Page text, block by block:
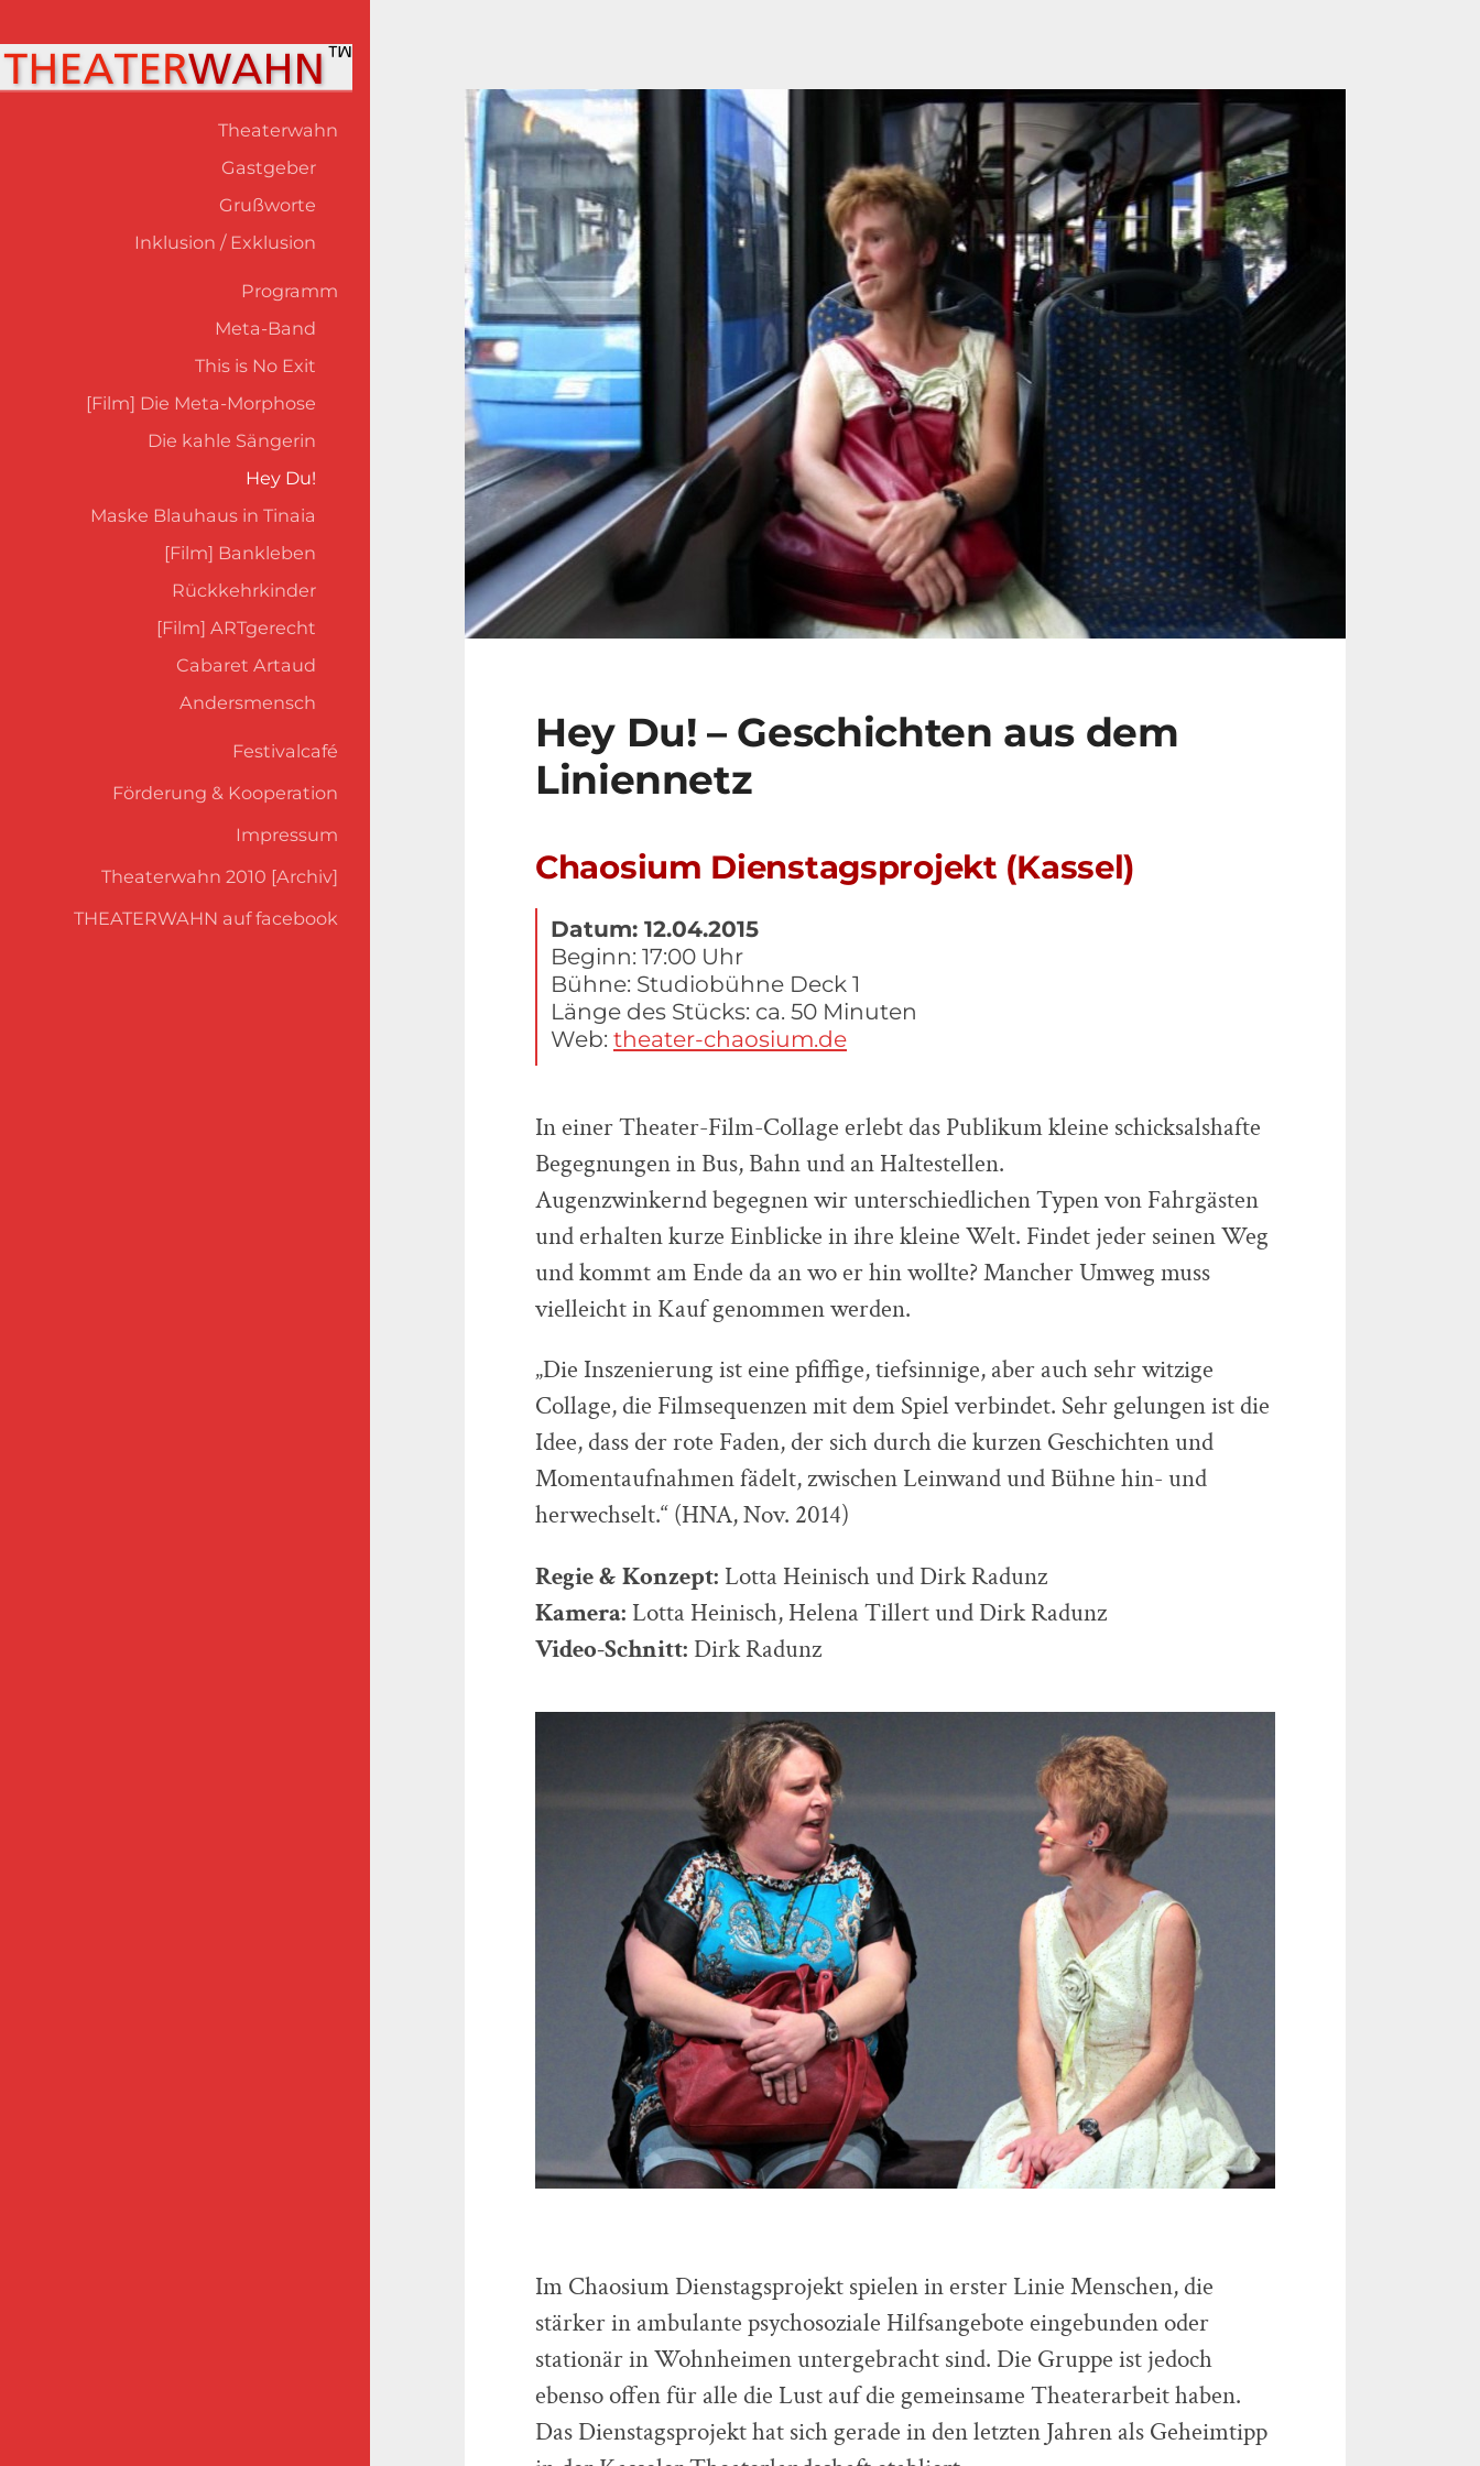
Theaterwahn
Gastgeber
Grußworte
Inklusion / Exklusion
Programm
Meta-Band
This is No Exit
[Film] Die Meta-Morphose
Die kahle Sängerin
Hey Du!
Maske Blauhaus in Tinaia
[Film] Bankleben
Rückkehrkinder
[Film] ARTgerecht
Cabaret Artaud
Andersmensch
Festivalcafé
Förderung & Kooperation
Impressum
Theaterwahn 2010 [Archiv]
THEATERWAHN auf facebook
Hey Du! – Geschichten aus dem
Liniennetz
Chaosium Dienstagsprojekt (Kassel)
Datum: 12.04.2015
Beginn: 17:00 Uhr
Bühne: Studiobühne Deck 1
Länge des Stücks: ca. 50 Minuten
Web: theater-chaosium.de
In einer Theater-Film-Collage erlebt das Publikum kleine schicksalshafte
Begegnungen in Bus, Bahn und an Haltestellen.
Augenzwinkernd begegnen wir unterschiedlichen Typen von Fahrgästen
und erhalten kurze Einblicke in ihre kleine Welt. Findet jeder seinen Weg
und kommt am Ende da an wo er hin wollte? Mancher Umweg muss
vielleicht in Kauf genommen werden.
„Die Inszenierung ist eine pfiffige, tiefsinnige, aber auch sehr witzige
Collage, die Filmsequenzen mit dem Spiel verbindet. Sehr gelungen ist die
Idee, dass der rote Faden, der sich durch die kurzen Geschichten und
Momentaufnahmen fädelt, zwischen Leinwand und Bühne hin- und
herwechselt.“ (HNA, Nov. 2014)
Regie & Konzept: Lotta Heinisch und Dirk Radunz
Kamera: Lotta Heinisch, Helena Tillert und Dirk Radunz
Video-Schnitt: Dirk Radunz
Im Chaosium Dienstagsprojekt spielen in erster Linie Menschen, die
stärker in ambulante psychosoziale Hilfsangebote eingebunden oder
stationär in Wohnheimen untergebracht sind. Die Gruppe ist jedoch
ebenso offen für alle die Lust auf die gemeinsame Theaterarbeit haben.
Das Dienstagsprojekt hat sich gerade in den letzten Jahren als Geheimtipp